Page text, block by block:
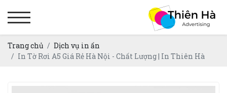
Trang chủ
Dịch vụ in ấn
In Tờ Rơi A5 Giá Rẻ Hà Nội - Chất Lượng | In Thiên Hà